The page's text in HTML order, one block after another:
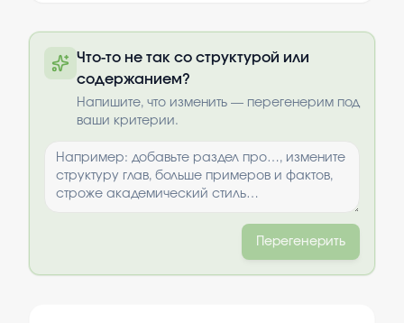
оплаты
Что-то не так со структурой или
содержанием?
Напишите, что изменить — перегенерим под
ваши критерии.
Перегенерить